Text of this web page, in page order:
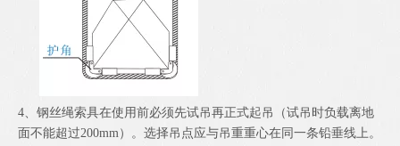
4、钢丝绳索具在使用前必须先试吊再正式起吊（试吊时负载离地
面不能超过200mm）。选择吊点应与吊重重心在同一条铅垂线上。